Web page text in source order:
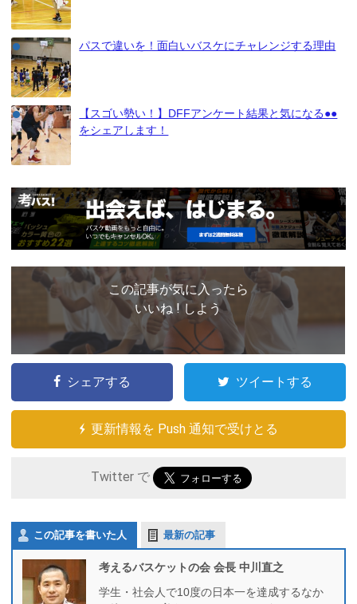
パスで違いを！面白いバスケにチャレンジする理由
【スゴい勢い！】DFFアンケート結果と気になる●●
をシェアします！
この記事が気に入ったら
いいね ! しよう
シェアする ツイートする
更新情報を Push 通知で受けとる
Twitter で
この記事を書いた人 最新の記事
考えるバスケットの会 会長 中川直之
学生・社会人で10度の日本一を達成するなか